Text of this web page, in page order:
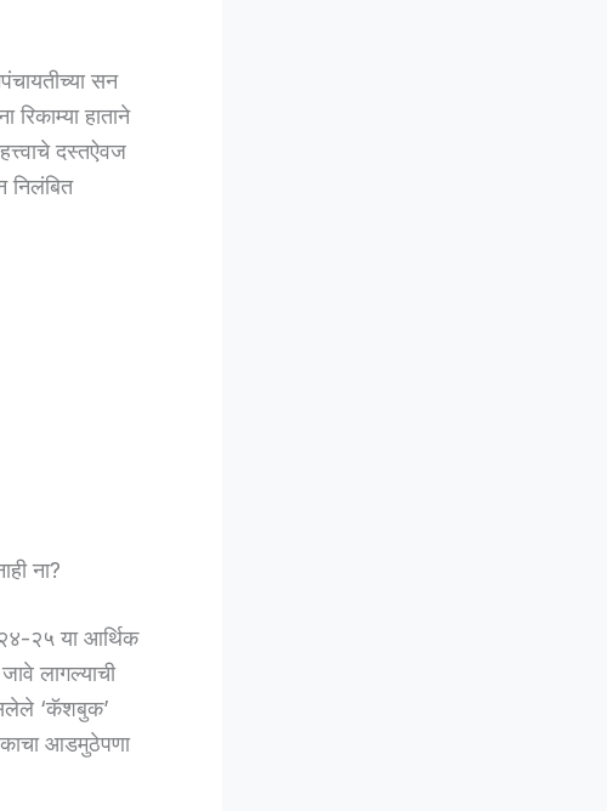
सन
हाताने
दस्तऐवज
निलंबित
ना?
२५ या आर्थिक
लागल्याची
‘कॅशबुक’
आडमुठेपणा